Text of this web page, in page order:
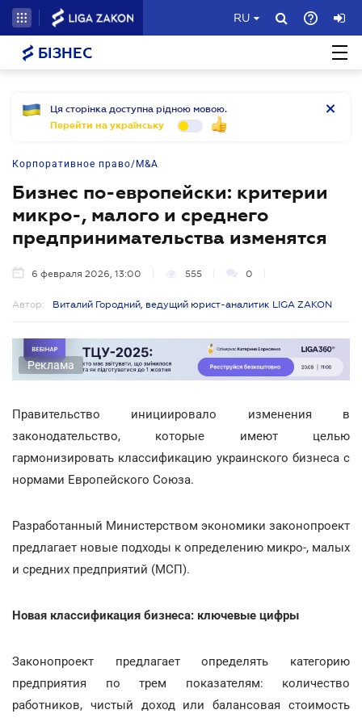
RU
БІЗНЕС
Ця сторінка доступна рідною мовою.
Перейти на українську
Корпоративное право/M&A
Бизнес по-европейски: критерии
микро-, малого и среднего
предпринимательства изменятся
6 февраля 2026, 13:00 555 0
Автор: Виталий Городний, ведущий юрист-аналитик LIGA ZAKON
Реклама
Правительство инициировало изменения в
законодательство, которые имеют целью
гармонизировать классификацию украинского бизнеса с
нормами Европейского Союза.
Разработанный Министерством экономики законопроект
предлагает новые подходы к определению микро-, малых
и средних предприятий (МСП).
Новая классификация бизнеса: ключевые цифры
Законопроект предлагает определять категорию
предприятия по трем показателям: количество
работников, чистый доход или балансовая стоимость